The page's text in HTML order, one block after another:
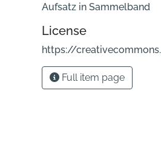
Aufsatz in Sammelband
License
https://
Full item page